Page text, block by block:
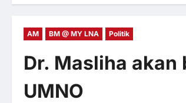
AM BM @ MY LNA Politik
Dr. Masliha
UMNO